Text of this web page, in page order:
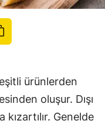
ürünlerden
oluşur. Dışı
Genelde